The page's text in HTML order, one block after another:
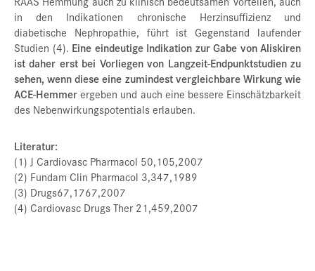
in den Indikationen chronische Herzinsuffizienz und
diabetische Nephropathie, führt ist Gegenstand laufender
Studien (4). Eine eindeutige Indikation zur Gabe von Aliskiren
ist daher erst bei Vorliegen von Langzeit-Endpunktstudien zu
sehen, wenn diese eine zumindest vergleichbare Wirkung wie
ACE-Hemmerergeben und auch eine bessere Einschätzbarkeit
des Nebenwirkungspotentials erlauben.
Literatur:
(1) J Cardiovasc Pharmacol 50,105,2007
(2) Fundam Clin Pharmacol 3,347,1989
(3) Drugs67,1767,2007
(4) Cardiovasc Drugs Ther 21,459,2007